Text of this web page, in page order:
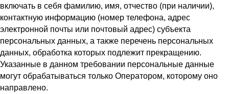
включать в себя фамилию, имя, отчество (при наличии),
контактную информацию (номер телефона, адрес
электронной почты или почтовый адрес) субъекта
персональных данных, а также перечень персональных
данных, обработка которых подлежит прекращению.
Указанные в данном требовании персональные данные
могут обрабатываться только Оператором, которому оно
направлено.